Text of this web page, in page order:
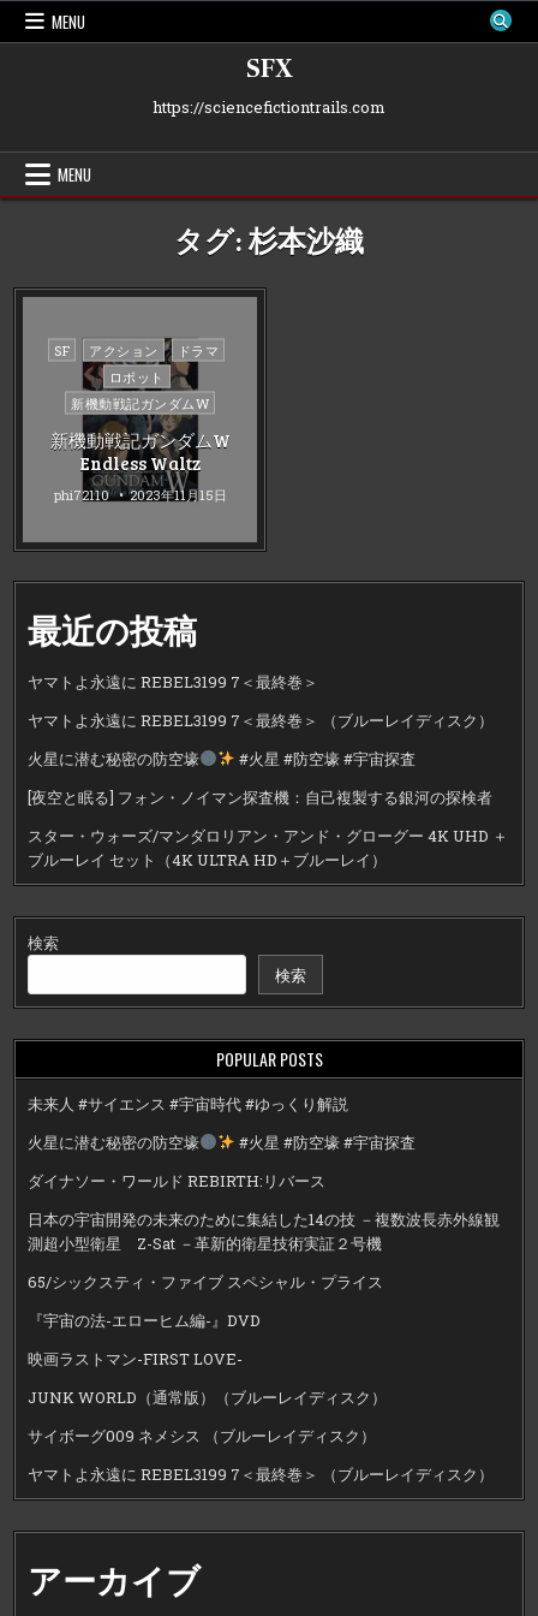
Skip
MENU
SFX
https://sciencefictiontrails.com
MENU
タグ:杉本沙織
Posted
SF アクション
ドラマ
ロボット
新機動戦記ガンダムW
新機動戦記ガンダムW
Endless Waltz
phi72110 2023年11月15日
最近の投稿
ヤマトよ永遠に REBEL3199 7＜最終巻＞
ヤマトよ永遠に REBEL3199 7＜最終巻＞ （ブルーレイディスク）
火星に潜む秘密の防空壕
#火星 #防空壕 #宇宙探査
[夜空と眠る] フォン・ノイマン探査機：自己複製する銀河の探検者
スター・ウォーズ/マンダロリアン・アンド・グローグー 4K UHD ＋
ブルーレイ セット（4K ULTRA HD＋ブルーレイ）
検索
検索
POPULAR POSTS
未来人 #サイエンス #宇宙時代 #ゆっくり解説
火星に潜む秘密の防空壕
#火星 #防空壕 #宇宙探査
ダイナソー・ワールド REBIRTH:リバース
日本の宇宙開発の未来のために集結した14の技 －複数波長赤外線観
測超小型衛星 Z-Sat －革新的衛星技術実証２号機
65/シックスティ・ファイブ スペシャル・プライス
『宇宙の法-エローヒム編-』DVD
映画ラストマン-FIRST LOVE-
JUNK WORLD（通常版）（ブルーレイディスク）
サイボーグ009 ネメシス （ブルーレイディスク）
ヤマトよ永遠に REBEL3199 7＜最終巻＞ （ブルーレイディスク）
アーカイブ